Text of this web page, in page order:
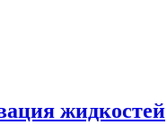
жидкостей